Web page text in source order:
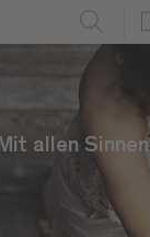
Mit allen Sinnen